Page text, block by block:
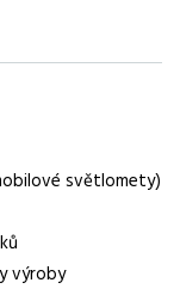
výroby světel s
světlomety)
výroby